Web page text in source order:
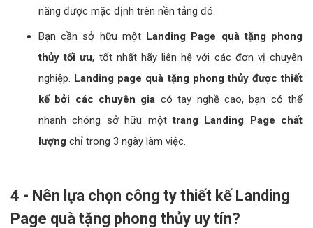
năng được mặc định trên nền tảng đó.
Bạn cần sở hữu một Landing Page quà tặng phong
thủy tối ưu, tốt nhất hãy liên hệ với các đơn vị chuyên
nghiệp. Landing page quà tặng phong thủy được thiết
kế bởi các chuyên gia có tay nghề cao, bạn có thể
nhanh chóng sở hữu mộttrang Landing Page chất
lượng chỉ trong 3 ngày làm việc.
4 - Nên lựa chọn công ty thiết kế Landing
Page quà tặng phong thủy uy tín?